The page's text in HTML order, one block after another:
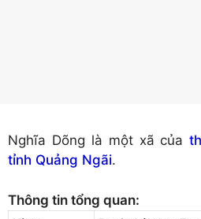
Nghĩa Dõng là một xã của
tỉnh Quảng Ngãi.
Thông tin tổng quan: